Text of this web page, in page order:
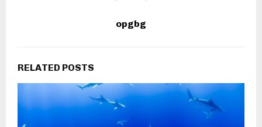
opgbg
RELATED POSTS